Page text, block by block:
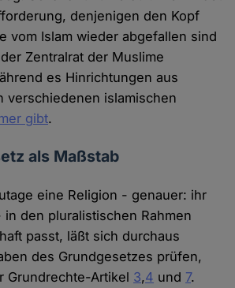
denjenigen den Kopf
vom Islam wieder abgefallen sind
Zentralrat der Muslime
es Hinrichtungen aus
verschiedenen islamischen
gibt.
als Maßstab
eine Religion - genauer: ihr
den pluralistischen Rahmen
passt, läßt sich durchaus
des Grundgesetzes prüfen,
Grundrechte-Artikel 3,4 und 7.